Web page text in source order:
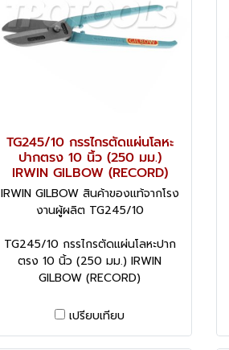
TG245/10 กรรไกรตัดแผ่นโลหะ
ปากตรง 10 นิ้ว (250 มม.)
IRWIN GILBOW (RECORD)
IRWIN GILBOW สินค้าของแท้จากโรง
งานผู้ผลิต TG245/10
TG245/10 กรรไกรตัดแผ่นโลหะปาก
ตรง 10 นิ้ว (250 มม.) IRWIN
GILBOW (RECORD)
เปรียบเทียบ